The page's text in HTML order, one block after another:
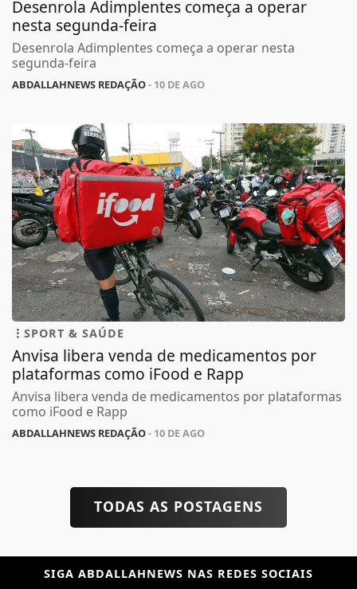
Desenrola Adimplentes começa a operar
nesta segunda-feira
Desenrola Adimplentes começa a operar nesta
segunda-feira
ABDALLAHNEWS REDAÇÃO- 10 DE AGO
SPORT & SAÚDE
Anvisa libera venda de medicamentos por
plataformas como iFood e Rapp
Anvisa libera venda de medicamentos por plataformas
como iFood e Rapp
ABDALLAHNEWS REDAÇÃO- 10 DE AGO
TODAS AS POSTAGENS
SIGA ABDALLAHNEWS NAS REDES SOCIAIS